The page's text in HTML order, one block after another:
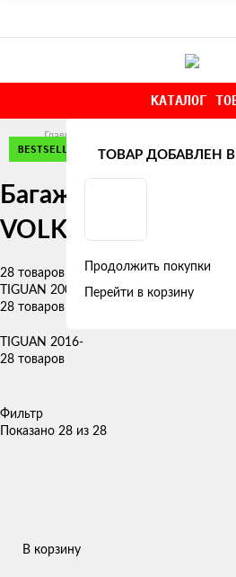
КАТАЛОГ
Главная
Багажник на крышу
VOLKSWAGEN
28 товаров
TIGUAN 2007-2016
28 товаров
TIGUAN 2016-
28 товаров
Фильтр
Показано 28 из 28
ЭКОНОМ
В корзину
ЭКОНОМ
РЕКОМЕНДУЕМ
ЭКОНОМ
РЕКОМЕНДУЕМ
РЕКОМЕНДУЕМ
РЕКОМЕНДУЕМ
РЕКОМЕНДУЕМ
BESTSELLER
BESTSELLER
NEW!
NEW!
NEW!
NEW!
BESTSELLER
BESTSELLER
BESTSELLER
BESTSELLER ТОВАР ДОБАВЛЕН
Продолжить покупки
Перейти в корзину